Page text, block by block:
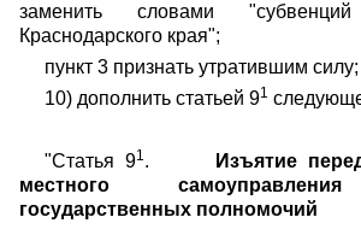
заменить словами
Краснодарского края";
пункт 3 признать утратившим силу;
10) дополнить статьей 91
"Статья 91. Изъятие
местного
государственных полномочий